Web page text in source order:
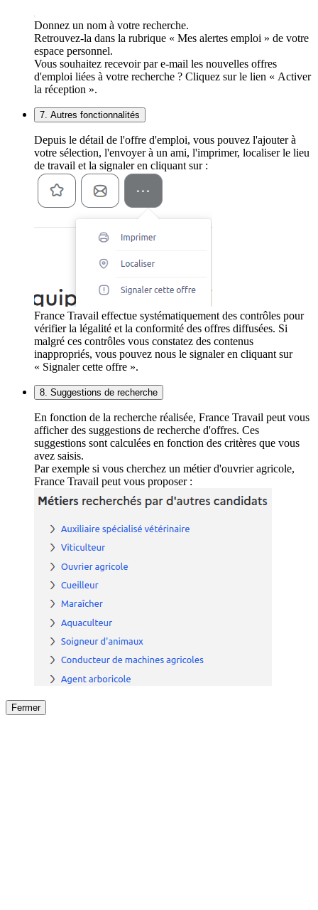
Donnez un nom à votre recherche.
Retrouvez-la dans la rubrique « Mes alertes emploi » de votre
espace personnel.
Vous souhaitez recevoir par e-mail les nouvelles offres
d'emploi liées à votre recherche ? Cliquez sur le lien « Activer
la réception ».
7. Autres fonctionnalités
Depuis le détail de l'offre d'emploi, vous pouvez l'ajouter à
votre sélection, l'envoyer à un ami, l'imprimer, localiser le lieu
de travail et la signaler en cliquant sur :
France Travail effectue systématiquement des contrôles pour
vérifier la légalité et la conformité des offres diffusées. Si
malgré ces contrôles vous constatez des contenus
inappropriés, vous pouvez nous le signaler en cliquant sur
« Signaler cette offre ».
8. Suggestions de recherche
En fonction de la recherche réalisée, France Travail peut vous
afficher des suggestions de recherche d'offres. Ces
suggestions sont calculées en fonction des critères que vous
avez saisis.
Par exemple si vous cherchez un métier d'ouvrier agricole,
France Travail peut vous proposer :
Fermer